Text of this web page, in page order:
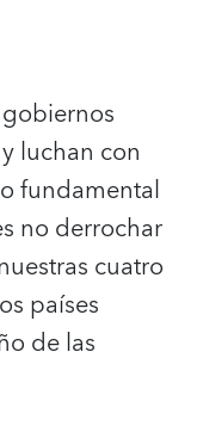
luchan con
fundamental
no derrochar
cuatro
países
de las